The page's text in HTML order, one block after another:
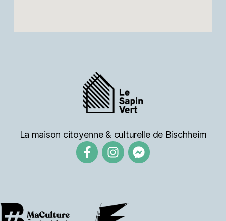
La maison citoyenne & culturelle de Bischheim